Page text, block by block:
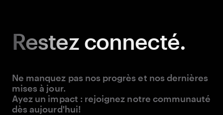
Restezconnecté.
Ne manquez pas nos progrès et nos dernières
mises à jour.
Ayez un impact : rejoignez notre communauté
dès aujourd'hui!